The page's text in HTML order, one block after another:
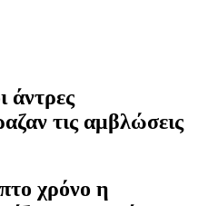
άντρες
τις αμβλώσεις
χρόνο η